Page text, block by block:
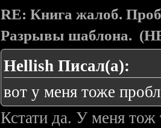
RE: Книга жалоб.
Разрывы шаблона.
Hellish Писал(а):
вот у меня тоже
Кстати да. У меня тож